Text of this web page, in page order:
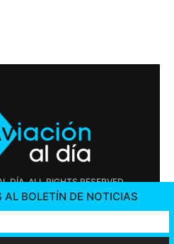
DÍA. ALL RIGHTS RESERVED
DE TRABAJO
AL BOLETÍN DE NOTICIAS